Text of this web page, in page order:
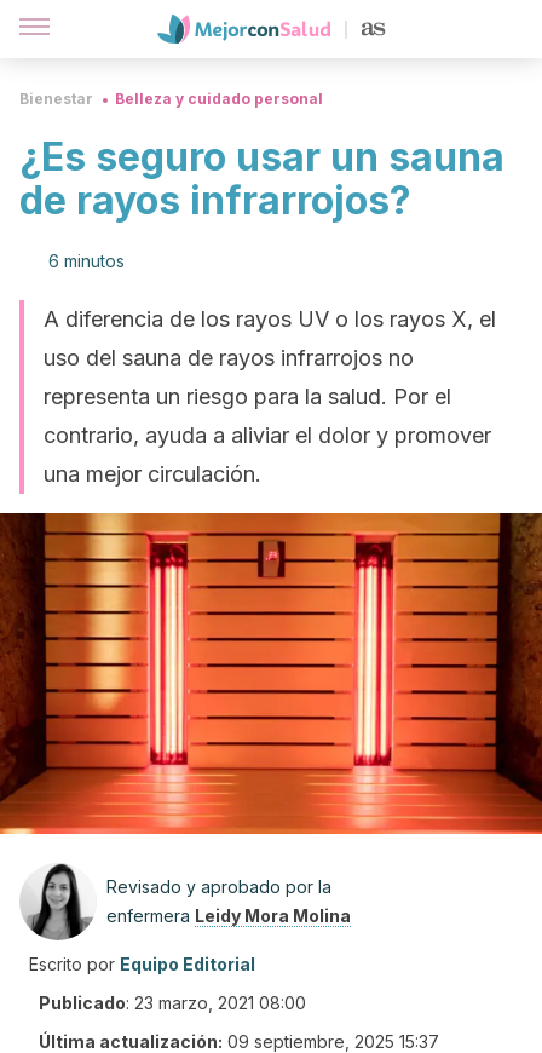
Bienestar Belleza y cuidado personal
¿Es seguro usar un sauna
de rayos infrarrojos?
6 minutos
A diferencia de los rayos UV o los rayos X, el
uso del sauna de rayos infrarrojos no
representa un riesgo para la salud. Por el
contrario, ayuda a aliviar el dolor y promover
una mejor circulación.
Revisado y aprobado por la
enfermera Leidy Mora Molina
Escrito por Equipo Editorial
Publicado: 23 marzo, 2021 08:00
Última actualización: 09 septiembre, 2025 15:37